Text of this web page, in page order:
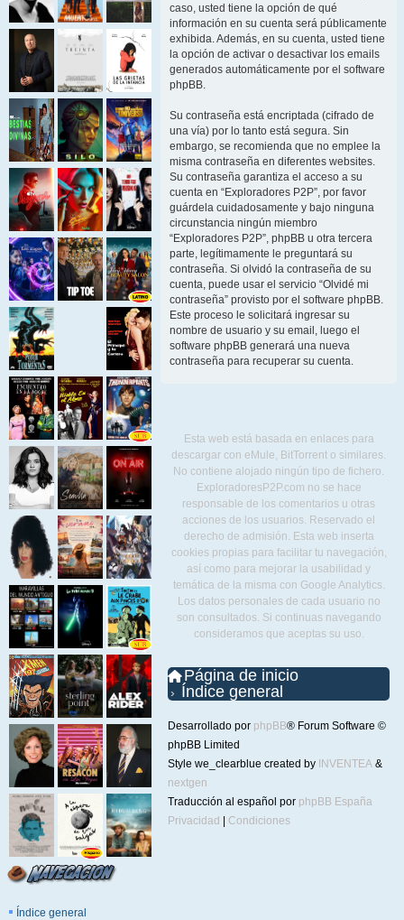
Índice general
caso, usted tiene la opción de qué
información en su cuenta será públicamente
exhibida. Además, en su cuenta, usted tiene
la opción de activar o desactivar los emails
generados automáticamente por el software
phpBB.
Su contraseña está encriptada (cifrado de
una vía) por lo tanto está segura. Sin
embargo, se recomienda que no emplee la
misma contraseña en diferentes websites.
Su contraseña garantiza el acceso a su
cuenta en “Exploradores P2P”, por favor
guárdela cuidadosamente y bajo ninguna
circunstancia ningún miembro
“Exploradores P2P”, phpBB u otra tercera
parte, legítimamente le preguntará su
contraseña. Si olvidó la contraseña de su
cuenta, puede usar el servicio “Olvidé mi
contraseña” provisto por el software phpBB.
Este proceso le solicitará ingresar su
nombre de usuario y su email, luego el
software phpBB generará una nueva
contraseña para recuperar su cuenta.
Esta web está basada en enlaces para
descargar con eMule, BitTorrent o similares.
No contiene alojado ningún tipo de fichero.
ExploradoresP2P.com no se hace
responsable de los comentarios u otras
acciones de los usuarios. Reservado el
derecho de admisión. Esta web inserta
cookies propias para facilitar tu navegación,
así como para mejorar la usabilidad y
temática de la misma con Google Analytics.
Los datos personales de cada usuario no
son consultados. Si continuas navegando
consideramos que aceptas su uso.
Página de inicio
Índice general
Desarrollado por phpBB® Forum Software ©
phpBB Limited
Style we_clearblue created by INVENTEA &
nextgen
Traducción al español por phpBB España
Privacidad
Condiciones